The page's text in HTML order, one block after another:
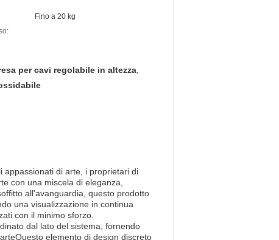
Fino a 20 kg
per cavi regolabile in altezza,
appassionati di arte, i proprietari di
con una miscela di eleganza,
all'avanguardia, questo prodotto
una visualizzazione in continua
con il minimo sforzo.
dal lato del sistema, fornendo
elemento di design discreto